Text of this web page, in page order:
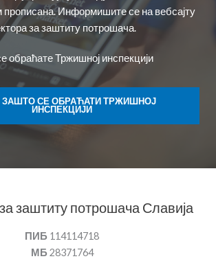
прописана. Информишите се на вебсајту
за заштиту потрошача.
обраћате Тржишној инспекцији
ЗАШТО СЕ ОБРАЋАТИ ТРЖИШНОЈ
ИНСПЕКЦИЈИ
заштиту потрошача Славија
ПИБ 114114718
МБ28371764